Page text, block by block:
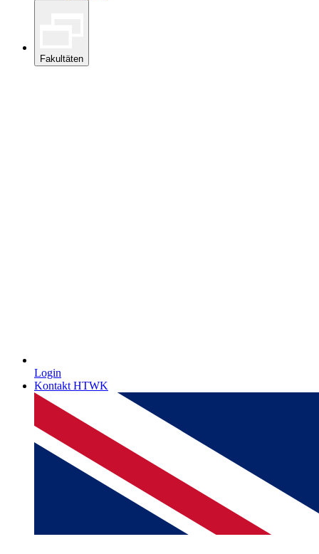
Fakultäten
Login
Kontakt HTWK